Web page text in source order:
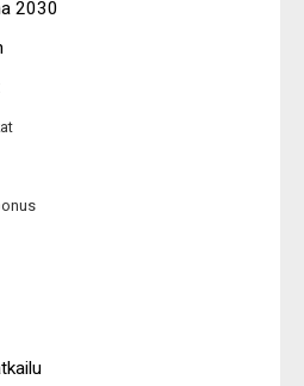
2030